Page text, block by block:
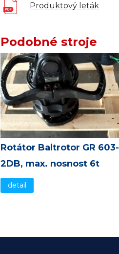
Produktový leták
Podobné stroje
Rotátor Baltrotor GR 603-
2DB, max. nosnost 6t
detail